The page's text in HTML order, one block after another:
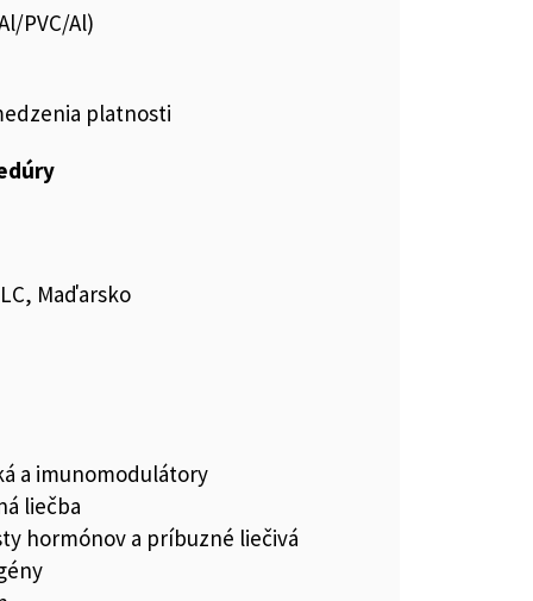
PVC/Al)
platnosti
Maďarsko
a imunomodulátory
liečba
hormónov a príbuzné liečivá